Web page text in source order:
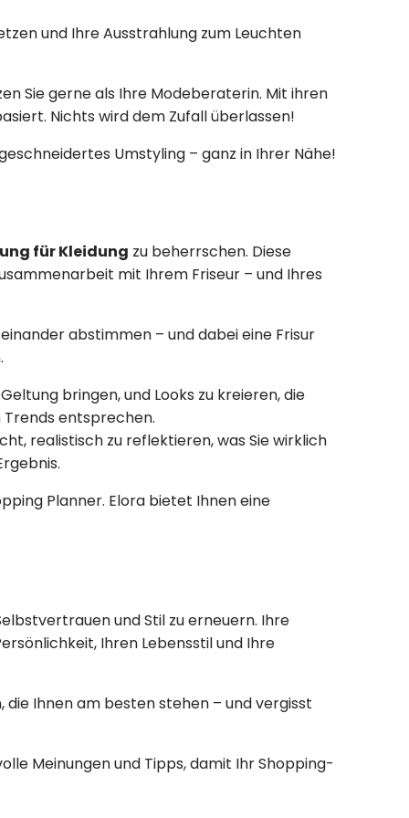
und Ihre Ausstrahlung zum Leuchten
Sie gerne als Ihre Modeberaterin. Mit ihren
Nichts wird dem Zufall überlassen!
Umstyling – ganz in Ihrer Nähe!
für Kleidung zu beherrschen. Diese
mit Ihrem Friseur – und Ihres
abstimmen – und dabei eine Frisur
bringen, und Looks zu kreieren, die
entsprechen.
realistisch zu reflektieren, was Sie wirklich
Planner. Elora bietet Ihnen eine
und Stil zu erneuern. Ihre
Ihren Lebensstil und Ihre
Ihnen am besten stehen – und vergisst
Meinungen und Tipps, damit Ihr Shopping-